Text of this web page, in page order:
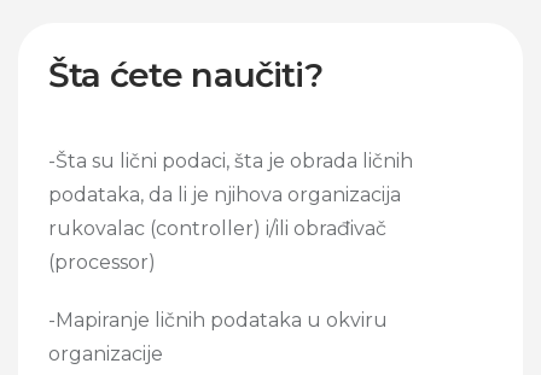
Šta ćete naučiti?
-Šta su lični podaci, šta je obrada ličnih
podataka, da li je njihova organizacija
rukovalac (controller) i/ili obrađivač
(processor)
-Mapiranje ličnih podataka u okviru
organizacije